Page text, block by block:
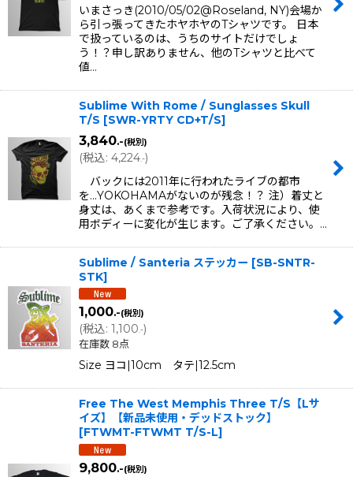
いまさっき(2010/05/02@Roseland, NY)会場か
ら引っ張ってきたホヤホヤのTシャツです。 日本
で扱っているのは、うちのサイトだけでしょ
う！？申し訳ありません、他のTシャツと比べて
値…
Sublime With Rome / Sunglasses Skull
T/S [SWR-YRTY CD+T/S]
3,840.-(税別)
(税込: 4,224.-)
バックには2011年に行われたライブの都市
を...YOKOHAMAがないのが残念！？ 注）着丈と
身丈は、あくまで参考です。入荷状況により、使
用ボディーに変化が生じます。ご了承ください。…
Sublime / Santeria ステッカー [SB-SNTR-
STK]
1,000.-(税別)
(税込: 1,100.-)
在庫数 8点
Size ヨコ|10cm タテ|12.5cm
Free The West Memphis Three T/S【Lサ
イズ】【新品未使用・デッドストック】
[FTWMT-FTWMT T/S-L]
9,800.-(税別)